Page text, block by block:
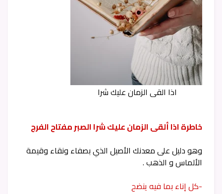
اذا القى الزمان عليك شرا
خاطرة اذا ألقى الزمان عليك شرا الصبر مفتاح الفرج
وهو دليل على معدنك الأصيل الذي بصفاء ونقاء وقيمة
الألماس و الذهب .
-كل إناء بما فيه ينضح